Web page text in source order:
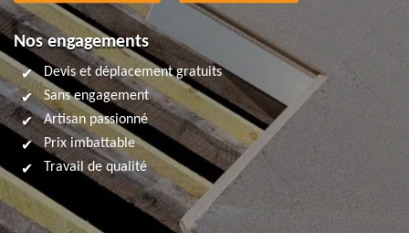
Nos engagements
Devis et déplacement gratuits
Sans engagement
Artisan passionné
Prix imbattable
Travail de qualité